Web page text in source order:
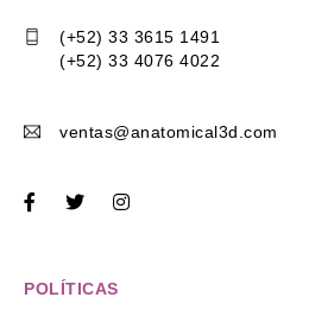
(+52) 33 3615 1491
(+52) 33 4076 4022
ventas@anatomical3d.com
POLÍTICAS